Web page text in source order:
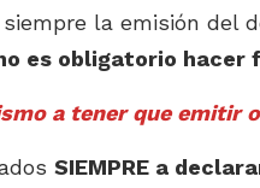
la emisión del
es obligatorio hacer
a tener que emitir
SIEMPRE a